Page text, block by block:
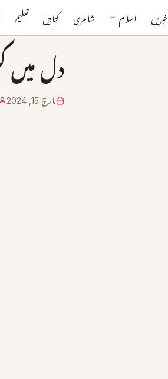
خبریں اسلام شاعری کتابیں تعلیم
دل میں
مارچ 15, 2024